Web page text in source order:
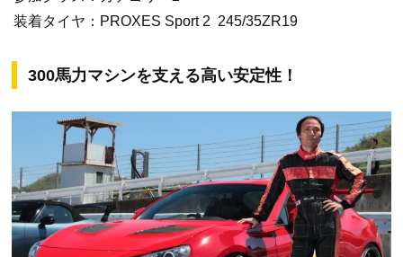
装着タイヤ：PROXES Sport 2 245/35ZR19
300馬力マシンを支える高い安定性！